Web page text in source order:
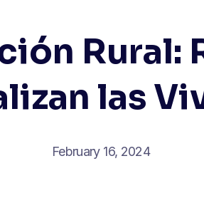
Rural:
las
February 16, 2024